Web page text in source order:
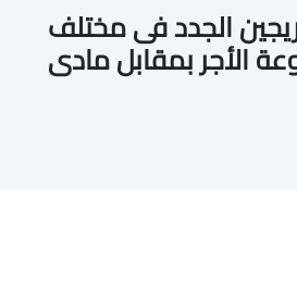
الجدد فى مختلف
الأجر بمقابل مادى